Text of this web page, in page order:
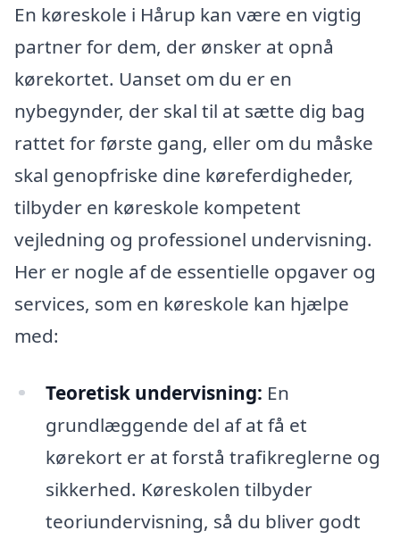
En køreskole i Hårup kan være en vigtig
partner for dem, der ønsker at opnå
kørekortet. Uanset om du er en
nybegynder, der skal til at sætte dig bag
rattet for første gang, eller om du måske
skal genopfriske dine køreferdigheder,
tilbyder en køreskole kompetent
vejledning og professionel undervisning.
Her er nogle af de essentielle opgaver og
services, som en køreskole kan hjælpe
med:
Teoretisk undervisning: En
grundlæggende del af at få et
kørekort er at forstå trafikreglerne og
sikkerhed. Køreskolen tilbyder
teoriundervisning, så du bliver godt